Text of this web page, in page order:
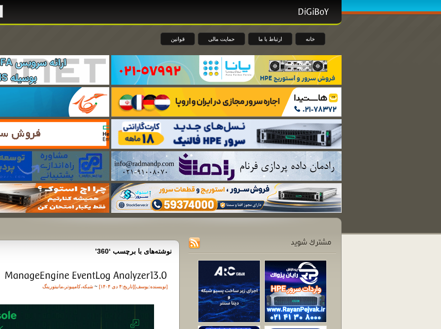
خانه ارتباط با ما حمایت مالی قوانین
نوشته‌های با برچسب ‘360’
[نویسنده:یوسف][تاريخ:۴ دی ۱۴۰۴] ~ شبکه،کامپیوتر ،مانیتورینگ